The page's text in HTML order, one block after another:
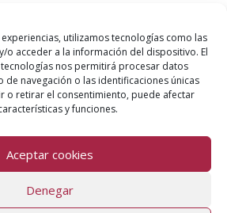
utilizamos tecnologías como las
o acceder a la información del dispositivo. El
nos permitirá procesar datos
navegación o las identificaciones únicas
o retirar el consentimiento, puede afectar
y funciones.
Aceptar cookies
Denegar
se reúnen en Burjassot para
y mejorar su gestión El Consorcio
junto con LABORA-
de formación y empleo, un
Política de Privacidad
de Cookies